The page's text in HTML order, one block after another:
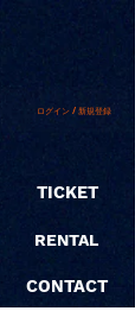
ログイン / 新規登録
TICKET
RENTAL
CONTACT